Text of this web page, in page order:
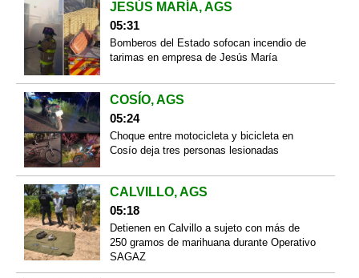
JESÚS MARÍA, AGS
05:31
Bomberos del Estado sofocan incendio de
tarimas en empresa de Jesús María
COSÍO, AGS
05:24
Choque entre motocicleta y bicicleta en
Cosío deja tres personas lesionadas
CALVILLO, AGS
05:18
Detienen en Calvillo a sujeto con más de
250 gramos de marihuana durante Operativo
SAGAZ